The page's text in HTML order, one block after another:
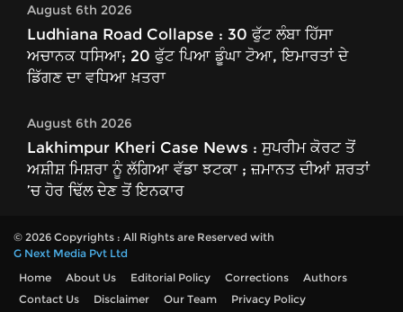
August 6th 2026
Ludhiana Road Collapse : 30 ਫੁੱਟ ਲੰਬਾ ਹਿੱਸਾ
ਅਚਾਨਕ ਧਸਿਆ; 20 ਫੁੱਟ ਪਿਆ ਡੂੰਘਾ ਟੋਆ, ਇਮਾਰਤਾਂ ਦੇ
ਡਿੱਗਣ ਦਾ ਵਧਿਆ ਖ਼ਤਰਾ
August 6th 2026
Lakhimpur Kheri Case News : ਸੁਪਰੀਮ ਕੋਰਟ ਤੋਂ
ਅਸ਼ੀਸ਼ ਮਿਸ਼ਰਾ ਨੂੰ ਲੱਗਿਆ ਵੱਡਾ ਝਟਕਾ ; ਜ਼ਮਾਨਤ ਦੀਆਂ ਸ਼ਰਤਾਂ
’ਚ ਹੋਰ ਢਿੱਲ ਦੇਣ ਤੋਂ ਇਨਕਾਰ
© 2026 Copyrights : All Rights are Reserved with
G Next Media Pvt Ltd
Home
About Us Editorial Policy Corrections
Authors
Contact Us
Disclaimer Our Team Privacy Policy